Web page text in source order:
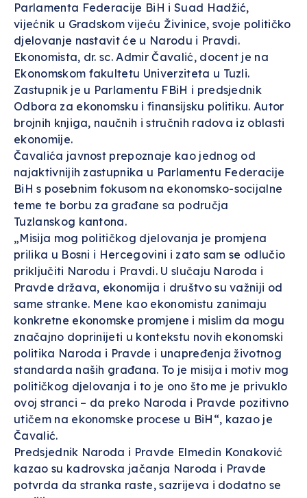
Parlamenta Federacije BiH i Suad Hadžić,
vijećnik u Gradskom vijeću Živinice, svoje političko
djelovanje nastavit će u Narodu i Pravdi.
Ekonomista, dr. sc. Admir Čavalić, docent je na
Ekonomskom fakultetu Univerziteta u Tuzli.
Zastupnik je u Parlamentu FBiH i predsjednik
Odbora za ekonomsku i finansijsku politiku. Autor
brojnih knjiga, naučnih i stručnih radova iz oblasti
ekonomije.
Čavalića javnost prepoznaje kao jednog od
najaktivnijih zastupnika u Parlamentu Federacije
BiH s posebnim fokusom na ekonomsko-socijalne
teme te borbu za građane sa područja
Tuzlanskog kantona.
„Misija mog političkog djelovanja je promjena
prilika u Bosni i Hercegovini i zato sam se odlučio
priključiti Narodu i Pravdi. U slučaju Naroda i
Pravde država, ekonomija i društvo su važniji od
same stranke. Mene kao ekonomistu zanimaju
konkretne ekonomske promjene i mislim da mogu
značajno doprinijeti u kontekstu novih ekonomski
politika Naroda i Pravde i unapređenja životnog
standarda naših građana. To je misija i motiv mog
političkog djelovanja i to je ono što me je privuklo
ovoj stranci – da preko Naroda i Pravde pozitivno
utičem na ekonomske procese u BiH“, kazao je
Čavalić.
Predsjednik Naroda i Pravde Elmedin Konaković
kazao su kadrovska jačanja Naroda i Pravde
potvrda da stranka raste, sazrijeva i dodatno se